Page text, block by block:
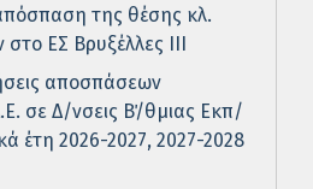
της θέσης κλ.
ΕΣ Βρυξέλλες ΙΙΙ
αποσπάσεων
σε Δ/νσεις Β΄/θμιας Εκπ/
έτη 2026-2027, 2027-2028